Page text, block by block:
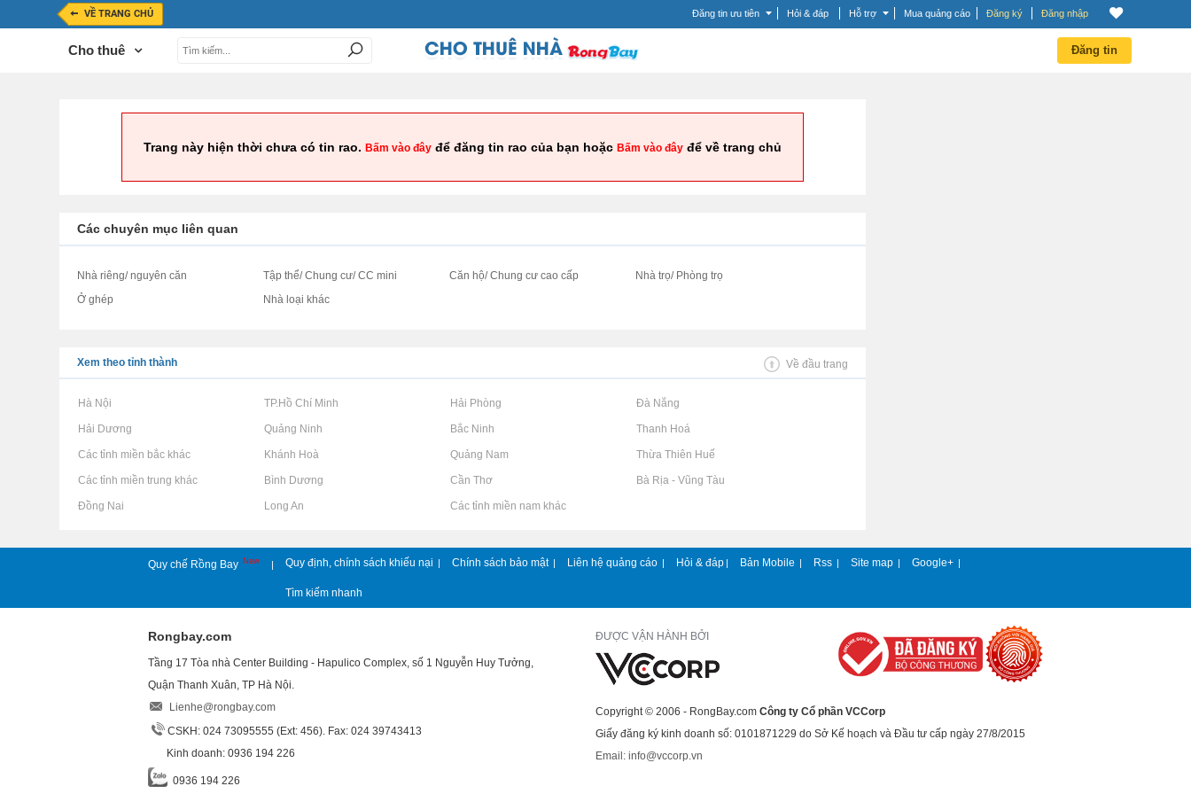
VỀ TRANG CHỦ Đăng tin ưu tiên Hỏi & đáp Hỗ trợ Mua quảng cáo Đăng ký Đăng nhập
Cho thuê Đăng tin
Trang này hiện thời chưa có tin rao. Bấm vào đây để đăng tin rao của bạn hoặc Bấm vào đây để về trang chủ
Các chuyên mục liên quan
Nhà riêng/ nguyên căn Tập thể/ Chung cư/ CC mini Căn hộ/ Chung cư cao cấp
Nhà trọ/ Phòng trọ
Ở ghép
Nhà loại khác
Xem theo tỉnh thành Về đầu trang
Rao vặt tại Hà Nội Rao vặt tại TP.Hồ Chí Minh Rao vặt tại Hải Phòng Rao vặt tại Đà Nẵng
Rao vặt tại Hải Dương Rao vặt tại Quảng Ninh Rao vặt tại Bắc Ninh Rao vặt tại Thanh Hoá
Rao vặt tại Các tỉnh miền bắc khác Rao vặt tại Khánh Hoà Rao vặt tại Quảng Nam Rao vặt tại Thừa Thiên Huế
Rao vặt tại Các tỉnh miền trung khác Rao vặt tại Bình Dương Rao vặt tại Cần Thơ Rao vặt tại Bà Rịa - Vũng Tàu
Rao vặt tại Đồng Nai Rao vặt tại Long An Rao vặt tại Các tỉnh miền nam khác
Quy chế Rồng Bay New | Quy định, chính sách khiếu nại | Chính sách bảo mật | Liên hệ quảng cáo | Hỏi & đáp | Bản Mobile | Rss | Site map | Google+ |
Tìm kiếm nhanh
Rongbay.com
Tầng 17 Tòa nhà Center Building - Hapulico Complex, số 1 Nguyễn Huy Tưởng,
Quận Thanh Xuân, TP Hà Nội.
Lienhe@rongbay.com
CSKH: 024 73095555 (Ext: 456). Fax: 024 39743413
Kinh doanh: 0936 194 226
0936 194 226
ĐƯỢC VẬN HÀNH BỞI
Copyright © 2006 - RongBay.com Công ty Cổ phần VCCorp
Giấy đăng ký kinh doanh số: 0101871229 do Sở Kế hoạch và Đầu tư cấp ngày 27/8/2015
Email: info@vccorp.vn